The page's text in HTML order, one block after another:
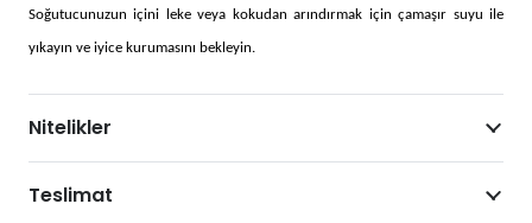
Soğutucunuzun içini leke veya kokudan arındırmak için çamaşır suyu ile
yıkayın ve iyice kurumasını bekleyin.
Nitelikler
Teslimat